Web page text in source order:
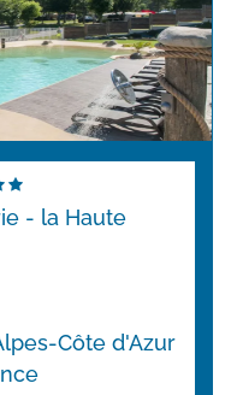
- la Haute
Côte d'Azur